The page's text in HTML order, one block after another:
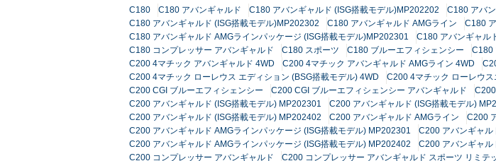
C180 C180 アバンギャルド C180 アバンギャルド (ISG搭載モデル)MP202202
C180 アバ
C180 アバンギャルド (ISG搭載モデル)MP202302
C180 アバンギャルド AMGライン
C180
C180 アバンギャルド AMGラインパッケージ (ISG搭載モデル)MP202301
C180 アバンギャル
C180 コンプレッサー アバンギャルド
C180 スポーツ C180 ブルーエフィシェンシー C180
C200 4マチック アバンギャルド 4WD
C200 4マチック アバンギャルド AMGライン 4WD
C200 4マチック ローレウス エディション (BSG搭載モデル) 4WD
C200 4マチック ローレウ
C200 CGI ブルーエフィシェンシー
C200 CGI ブルーエフィシェンシー アバンギャルド
C200 アバンギャルド (ISG搭載モデル) MP202301
C200 アバンギャルド (ISG搭載モデル)
C200 アバンギャルド (ISG搭載モデル) MP202402
C200 アバンギャルド AMGライン
C200
C200 アバンギャルド AMGラインパッケージ (ISG搭載モデル) MP202301
C200 アバンギャル
C200 アバンギャルド AMGラインパッケージ (ISG搭載モデル) MP202402
C200 アバンギャル
C200 コンプレッサー アバンギャルド
C200 コンプレッサー アバンギャルド スポーツ リミテ